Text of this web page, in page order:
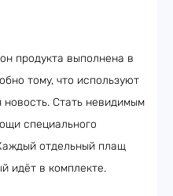
продукта выполнена в
тому, что используют
новость. Стать невидимым
специального
отдельный плащ
идёт в комплекте.